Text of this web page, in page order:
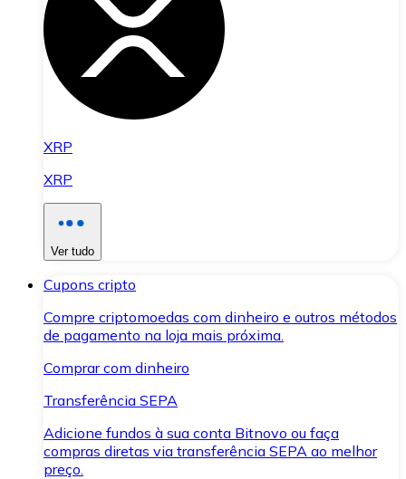
XRP
XRP
Ver tudo
Cupons cripto
Compre criptomoedas com dinheiro e outros métodos
de pagamento na loja mais próxima.
Comprar com dinheiro
Transferência SEPA
Adicione fundos à sua conta Bitnovo ou faça
compras diretas via transferência SEPA ao melhor
preço.